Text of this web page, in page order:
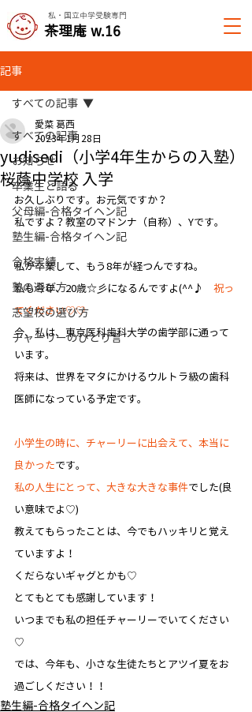
私・国立中学受験専門
​茶理庵 w.16
記事
すべての記事
お知らせ
卒業生と語る
父母編-合格タイヘン記
塾生編-合格タイヘン記
合格実績
塾の選び方
志望校の選び方
チャーリーのひとり言
すべての記事
yudisedi（小学4年生からの入塾）
桜蔭中学校 入学
愛菜 葛西
2023年1月28日
お久しぶりです。お元気ですか？
私ですよ？教室のマドンナ（自称）、Yです。
私が卒業して、もう8年が経つんですね。
私も今年、20歳☆彡になるんですよ(^^♪ 祝っ
てください♡♡
今、私は、東京医科歯科大学の歯学部に通って
います。
将来は、世界をマタにかけるウルトラ級の歯科
医師になっている予定です。
小学生の時に、チャーリーに出会えて、本当に
良かったです。
私の人生にとって、大きな大きな事件でした(良
い意味でよ♡)
教えてもらったことは、今でもハッキリと覚え
ていますよ！
くだらないギャグとかも♡
とてもとても感謝しています！
いつまでも私の担任チャーリーでいてください
♡
では、今年も、小さな生徒たちとアツイ夏をお
過ごしください！！
塾生編-合格タイヘン記